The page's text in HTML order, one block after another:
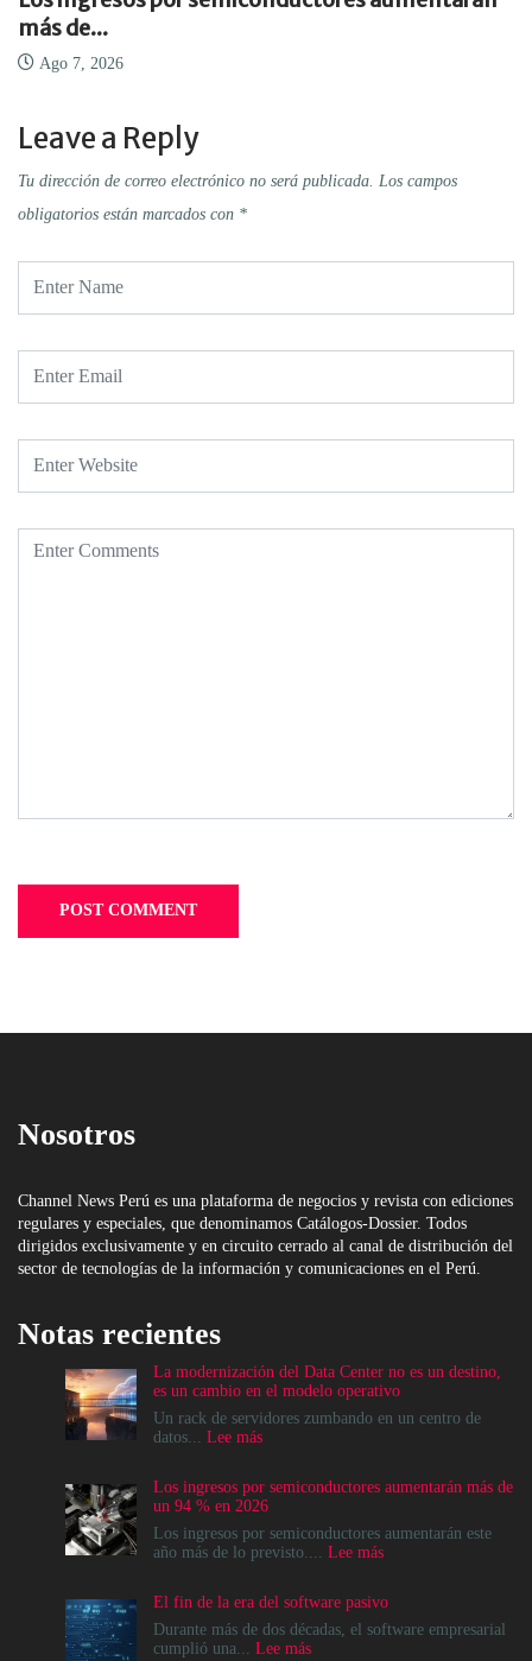
más de...
Ago 7, 2026
Leave a Reply
Tu dirección de correo electrónico no será publicada. Los campos
obligatorios están marcados con *
Nosotros
Channel News Perú es una plataforma de negocios y revista con ediciones
regulares y especiales, que denominamos Catálogos-Dossier. Todos
dirigidos exclusivamente y en circuito cerrado al canal de distribución del
sector de tecnologías de la información y comunicaciones en el Perú.
Notas recientes
La modernización del Data Center no es un destino,
es un cambio en el modelo operativo
Un rack de servidores zumbando en un centro de
datos... Lee más:
del
Data
Center
no
destino,
es
un
Los ingresos por semiconductores aumentarán más de
un 94 % en 2026
Los ingresos por semiconductores aumentarán este
año más de lo previsto.... Lee más:
por
semiconductores
El fin de la era del software pasivo
Durante más de dos décadas, el software empresarial
cumplió una... Lee más: